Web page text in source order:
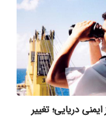
دریایی؛ تغییر